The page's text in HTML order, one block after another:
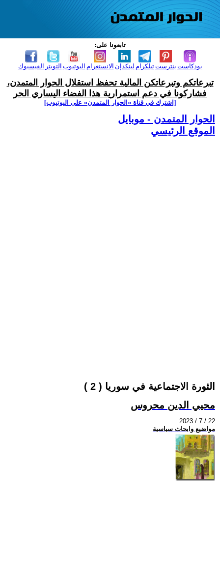
تابعونا على:
الفيسبوك التويتر اليوتيوب الانستغرام لينكدإن تيلكرامبنترست بودكاست
تبرعاتكم وتبرعاتكن المالية تحفظ استقلال الحوار المتمدن،
فشاركونا في دعم استمرارية هذا الفضاء اليساري الحر
[اشترك في قناة ‫«الحوار المتمدن» على اليوتيوب]
الحوار المتمدن - موبايل
الموقع الرئيسي
الثورة الاجتماعية في سوريا ( 2 )
محيي الدين محروس
2023 / 7 / 22
مواضيع وابحاث سياسية